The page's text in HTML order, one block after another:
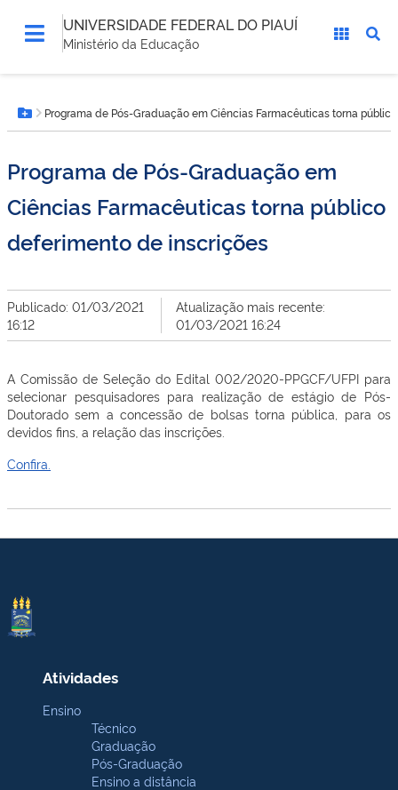
UNIVERSIDADE FEDERAL DO PIAUÍ
Ministério da Educação
está
aqui:Botão Menu
Programa de Pós-Graduação em Ciências Farmacêuticas torna
Programa de Pós-Graduação em
Ciências Farmacêuticas torna público
deferimento de inscrições
Publicado: 01/03/2021
16:12
Atualização mais recente:
01/03/2021 16:24
A Comissão de Seleção do Edital 002/2020-PPGCF/UFPI para
selecionar pesquisadores para realização de estágio de Pós-
Doutorado sem a concessão de bolsas torna pública, para os
devidos fins, a relação das inscrições.
Confira.
Atividades
Ensino
Técnico
Graduação
Pós-Graduação
Ensino a distância